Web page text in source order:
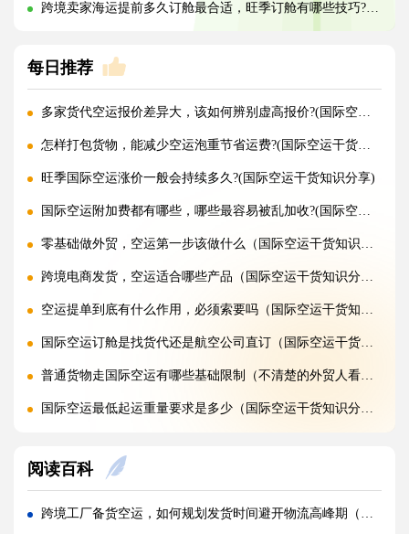
跨境卖家海运提前多久订舱最合适，旺季订舱有哪些技巧?(国际海运干货知识分享)
每日推荐
多家货代空运报价差异大，该如何辨别虚高报价?(国际空运干货知识分享)
怎样打包货物，能减少空运泡重节省运费?(国际空运干货知识分享)
旺季国际空运涨价一般会持续多久?(国际空运干货知识分享)
国际空运附加费都有哪些，哪些最容易被乱加收?(国际空运干货知识分享)
零基础做外贸，空运第一步该做什么（国际空运干货知识分享）
跨境电商发货，空运适合哪些产品（国际空运干货知识分享）
空运提单到底有什么作用，必须索要吗（国际空运干货知识分享）
国际空运订舱是找货代还是航空公司直订（国际空运干货知识分享）
普通货物走国际空运有哪些基础限制（不清楚的外贸人看过来）
国际空运最低起运重量要求是多少（国际空运干货知识分享）
初次发国际空运需要准备哪些资料（不清楚的外贸人看过来）
国际空运流程完整步骤是什么（国际空运干货知识分享）
阅读百科
跨境工厂备货空运，如何规划发货时间避开物流高峰期（跨境电商卖家请注意）